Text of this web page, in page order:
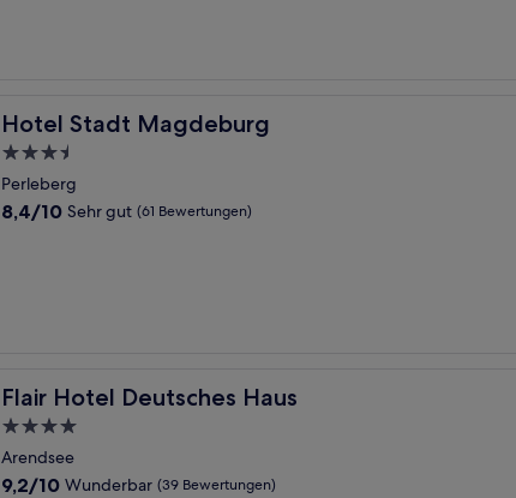
Hotel Stadt Magdeburg
Hotel Stadt Magdeburg
3.5-
Sterne-
Unterkunft
Perleberg
8.4
8,4/10 Sehr gut (61 Bewertungen)
Flair Hotel Deutsches Haus
Flair Hotel Deutsches Haus
4.0-
Sterne-
Unterkunft
Arendsee
9.2
9,2/10 Wunderbar (39 Bewertungen)